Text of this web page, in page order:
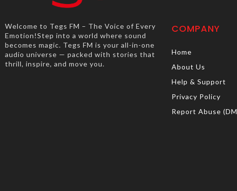
Welcome to Tegs FM – The Voice of Every
Emotion!Step into a world where sound
becomes magic. Tegs FM is your all-in-one
audio universe — packed with stories that
thrill, inspire, and move you.
COMPANY
Home
About Us
Help & Support
Privacy Policy
Report Abuse